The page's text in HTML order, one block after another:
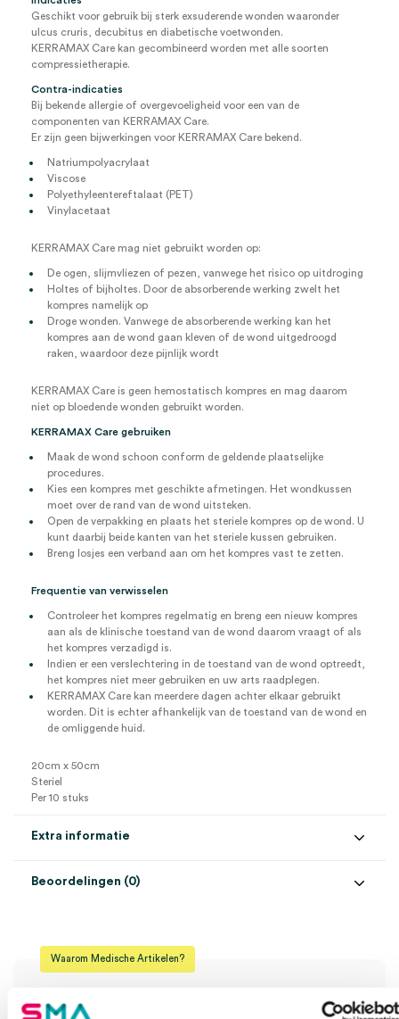
Geschikt voor gebruik bij sterk exsuderende wonden waaronder
ulcus cruris, decubitus en diabetische voetwonden.
KERRAMAX Care kan gecombineerd worden met alle soorten
compressietherapie.
Contra-indicaties
Bij bekende allergie of overgevoeligheid voor een van de
componenten van KERRAMAX Care.
Er zijn geen bijwerkingen voor KERRAMAX Care bekend.
Natriumpolyacrylaat
Viscose
Polyethyleentereftalaat (PET)
Vinylacetaat
KERRAMAX Care mag niet gebruikt worden op:
De ogen, slijmvliezen of pezen, vanwege het risico op uitdroging
Holtes of bijholtes. Door de absorberende werking zwelt het
kompres namelijk op
Droge wonden. Vanwege de absorberende werking kan het
kompres aan de wond gaan kleven of de wond uitgedroogd
raken, waardoor deze pijnlijk wordt
KERRAMAX Care is geen hemostatisch kompres en mag daarom
niet op bloedende wonden gebruikt worden.
KERRAMAX Care gebruiken
Maak de wond schoon conform de geldende plaatselijke
procedures.
Kies een kompres met geschikte afmetingen. Het wondkussen
moet over de rand van de wond uitsteken.
Open de verpakking en plaats het steriele kompres op de wond. U
kunt daarbij beide kanten van het steriele kussen gebruiken.
Breng losjes een verband aan om het kompres vast te zetten.
Frequentie van verwisselen
Controleer het kompres regelmatig en breng een nieuw kompres
aan als de klinische toestand van de wond daarom vraagt of als
het kompres verzadigd is.
Indien er een verslechtering in de toestand van de wond optreedt,
het kompres niet meer gebruiken en uw arts raadplegen.
KERRAMAX Care kan meerdere dagen achter elkaar gebruikt
worden. Dit is echter afhankelijk van de toestand van de wond en
de omliggende huid.
20cm x 50cm
Steriel
Per 10 stuks
Extra informatie
Steriel steriel
Beoordelingen (0)
Er zijn nog geen beoordelingen.
Waarom Medische Artikelen?
Op voorraad? Vandaag besteld, vandaag verzonden